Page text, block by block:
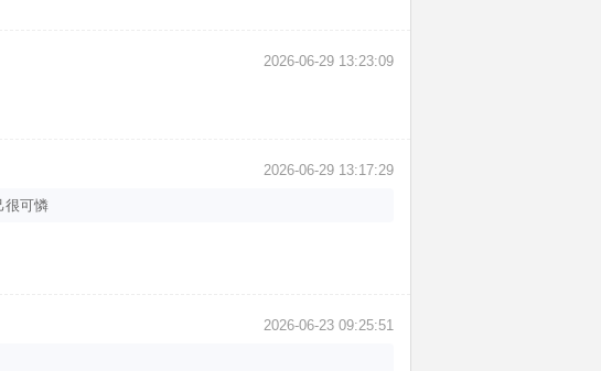
2026-06-29 13:23:09
2026-06-29 13:17:29
很可憐
2026-06-23 09:25:51